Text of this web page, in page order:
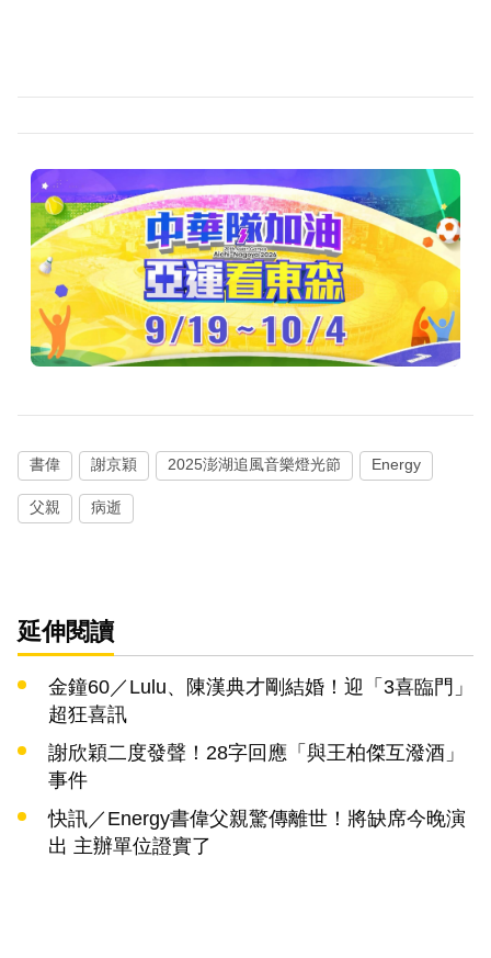
書偉 謝京穎 2025澎湖追風音樂燈光節 Energy
父親 病逝
延伸閱讀
金鐘60／Lulu、陳漢典才剛結婚！迎「3喜臨門」
超狂喜訊
謝欣穎二度發聲！28字回應「與王柏傑互潑酒」
事件
快訊／Energy書偉父親驚傳離世！將缺席今晚演
出 主辦單位證實了